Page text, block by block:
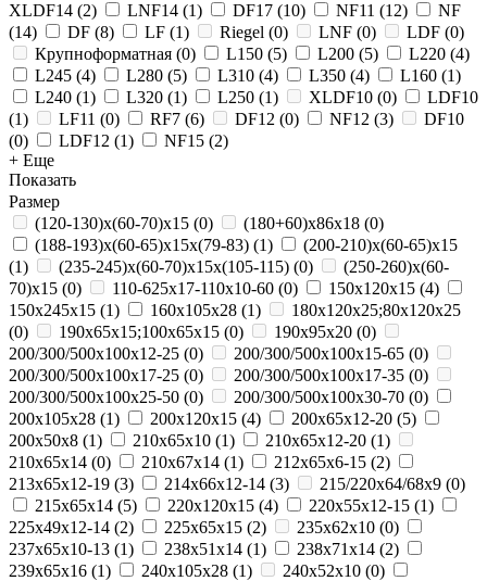
XLDF14 (2) LNF14 (1) DF17 (10) NF11 (12)
NF
(14) DF (8) LF (1) Riegel (0) LNF (0) LDF (0)
Крупноформатная (0) L150 (5) L200 (5) L220 (4)
L245 (4) L280 (5) L310 (4) L350 (4) L160 (1)
L240 (1) L320 (1) L250 (1) XLDF10 (0)
LDF10
(1) LF11 (0) RF7 (6) DF12 (0) NF12 (3)
DF10
(0) LDF12 (1) NF15 (2)
+ Еще
Показать
Размер
(120-130)х(60-70)х15 (0) (180+60)х86х18 (0)
(188-193)х(60-65)х15х(79-83) (1)
(200-210)х(60-65)х15
(1) (235-245)х(60-70)х15х(105-115) (0)
(250-260)х(60-
70)х15 (0) 110-625x17-110x10-60 (0) 150x120x15 (4)
150x245x15 (1) 160x105x28 (1)
180х120х25;80х120х25
(0) 190х65х15;100х65х15 (0) 190х95х20 (0)
200/300/500x100x12-25 (0) 200/300/500x100x15-65 (0)
200/300/500x100x17-25 (0) 200/300/500x100x17-35 (0)
200/300/500x100x25-50 (0) 200/300/500x100x30-70 (0)
200x105x28 (1) 200x120x15 (4) 200x65x12-20 (5)
200х50х8 (1) 210x65x10 (1) 210x65x12-20 (1)
210x65x14 (0) 210х67х14 (1) 212x65x6-15 (2)
213x65x12-19 (3) 214x66x12-14 (3) 215/220х64/68х9 (0)
215х65х14 (5) 220x120x15 (4) 220x55x12-15 (1)
225x49x12-14 (2) 225х65х15 (2) 235x62x10 (0)
237x65x10-13 (1) 238х51х14 (1) 238х71х14 (2)
239х65х16 (1) 240x105x28 (1) 240x52x10 (0)